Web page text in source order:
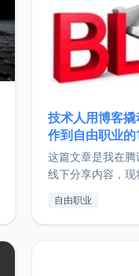
技术人用博客
作到自由职业的
这篇文章是我在
线下分享内容，
版，分享了写博
通过博客过渡到
的一个小故事。
自由职业